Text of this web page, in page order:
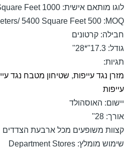
מותאם אישית:1000 Square Meters/ 10800 Square Feet
500 Square Meters/ 5400 Square Feet
קרטונים
17.3''*28''
נגד עייפות,שטיחון מטבח נגד עייפות
האוסהולד
28''
משופעים מכל ארבעת הצדדים
מומלץ:Department Stores